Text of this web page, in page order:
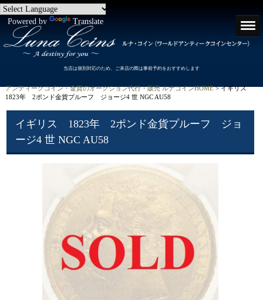
Powered by Translate
当店は個別対応のため、ご来店の際は事前予約をおすすめします
アンティークコイン・金貨のオークション代行・販売 ルナコインHOME> イギリス
1823年 2ポンド金貨プルーフ ジョージ4 世 NGC AU58
イギリス 1823年 2ポンド金貨プルーフ ジョ
ージ4 世 NGC AU58